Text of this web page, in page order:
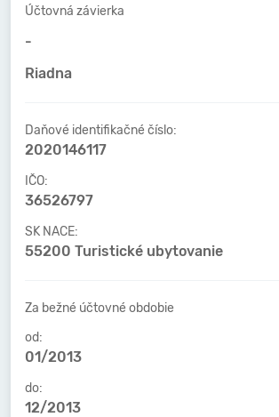
Účtovná závierka
-
Riadna
Daňové identifikačné číslo:
2020146117
IČO:
36526797
SK NACE:
55200 Turistické ubytovanie
Za bežné účtovné obdobie
od:
01/2013
do:
12/2013